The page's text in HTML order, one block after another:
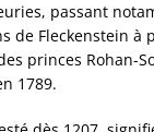
passant
de Fleckenstein à
princes Rohan-
1789.